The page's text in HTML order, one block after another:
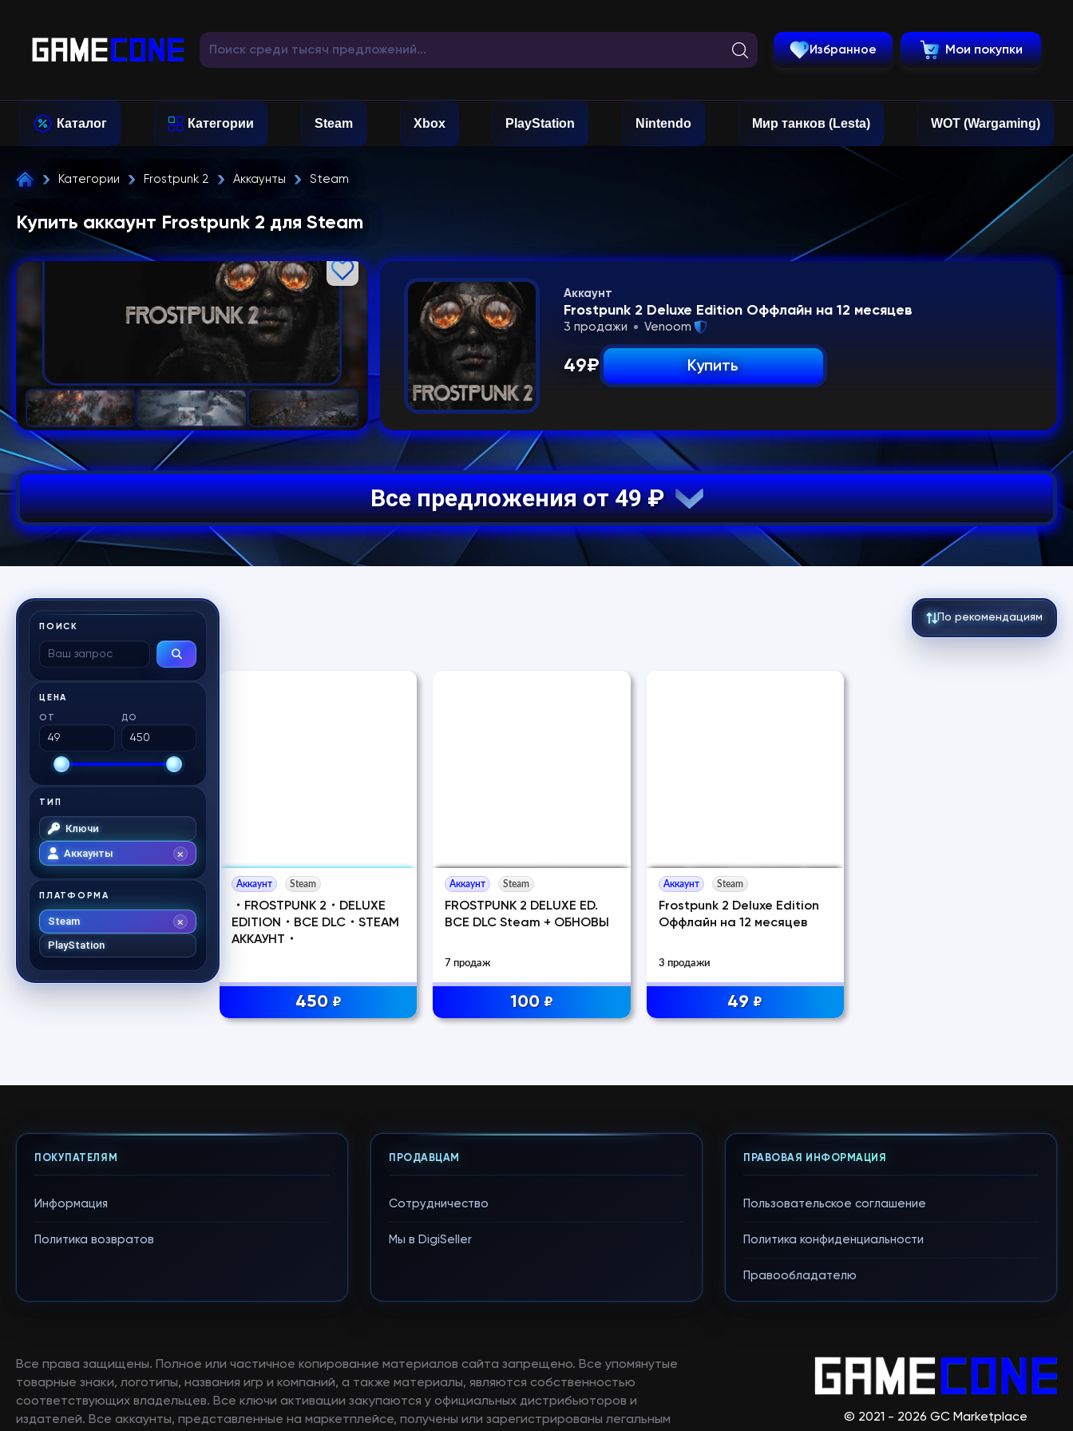
Избранное Мои покупки
Каталог Категории Steam Xbox PlayStation Nintendo Мир танков (Lesta) WOT (Wargaming)
Категории Frostpunk 2 Аккаунты Steam
Купить аккаунт Frostpunk 2 для Steam
Аккаунт
Frostpunk 2 Deluxe Edition Оффлайн на 12 месяцев
3 продажи Venoom
49₽ Купить
Все предложения от 49 ₽
ПОИСК
ЦЕНА
ОТ ДО
ТИП
Ключи
Аккаунты
ПЛАТФОРМА
Steam
PlayStation
По рекомендациям
Аккаунт Steam
・FROSTPUNK 2・DELUXE
EDITION・ВСЕ DLC・STEAM
АККАУНТ・
450 ₽
Аккаунт Steam
FROSTPUNK 2 DELUXE ED.
ВСЕ DLC Steam + ОБНОВЫ
7 продаж
100 ₽
Аккаунт Steam
Frostpunk 2 Deluxe Edition
Оффлайн на 12 месяцев
3 продажи
49 ₽
ПОКУПАТЕЛЯМ
Информация
Политика возвратов
ПРОДАВЦАМ
Сотрудничество
Мы в DigiSeller
ПРАВОВАЯ ИНФОРМАЦИЯ
Пользовательское соглашение
Политика конфиденциальности
Правообладателю
Все права защищены. Полное или частичное копирование материалов сайта запрещено. Все упомянутые
товарные знаки, логотипы, названия игр и компаний, а также материалы, являются собственностью
соответствующих владельцев. Все ключи активации закупаются у официальных дистрибьюторов и
издателей. Все аккаунты, представленные на маркетплейсе, получены или зарегистрированы легальным
© 2021 - 2026 GC Marketplace